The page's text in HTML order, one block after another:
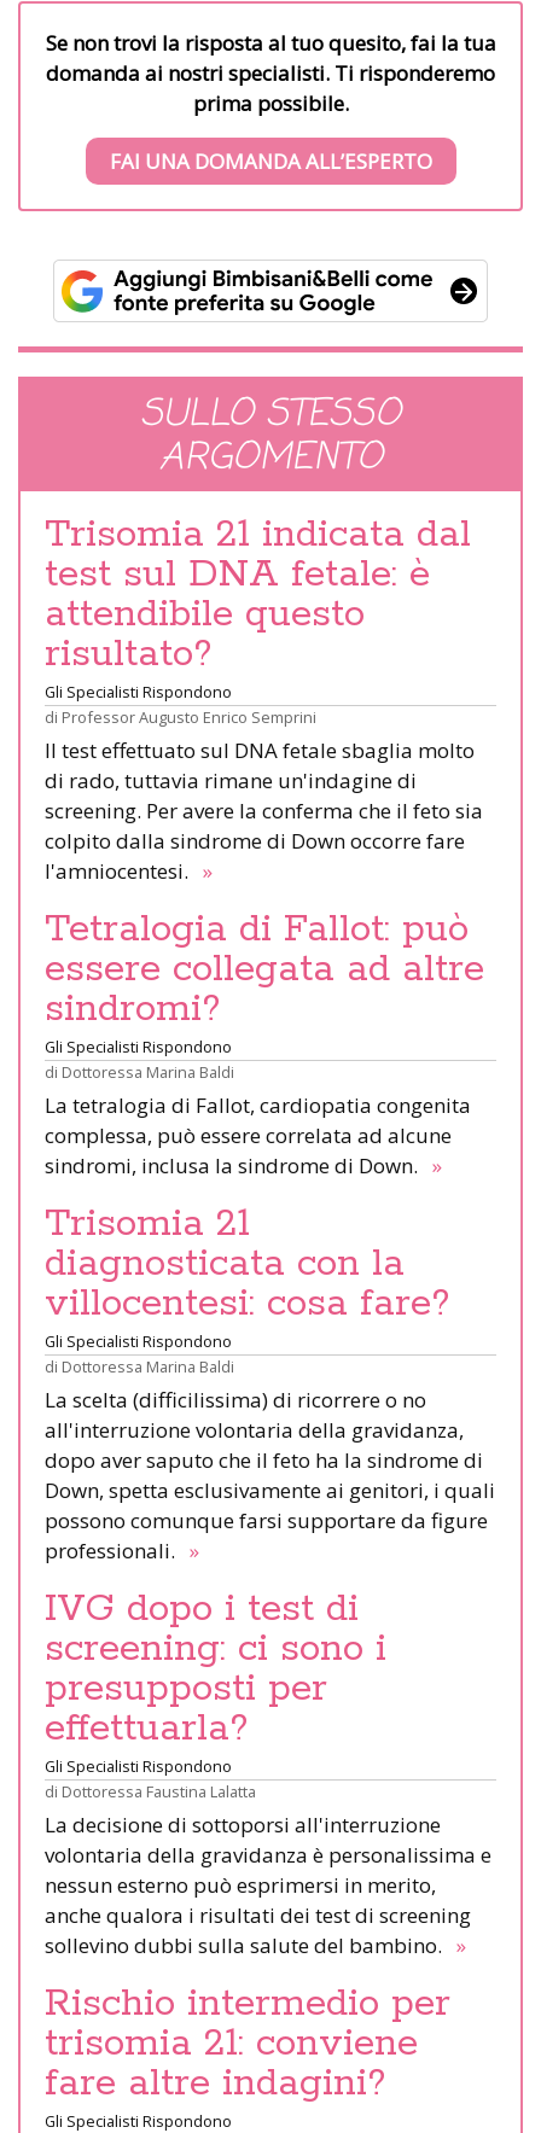
Se non trovi la risposta al tuo quesito, fai la tua
domanda ai nostri specialisti. Ti risponderemo
prima possibile.
FAI UNA DOMANDA ALL’ESPERTO
SULLO STESSO
ARGOMENTO
Trisomia 21 indicata dal
test sul DNA fetale: è
attendibile questo
risultato?
Gli Specialisti Rispondono
di Professor Augusto Enrico Semprini
Il test effettuato sul DNA fetale sbaglia molto
di rado, tuttavia rimane un'indagine di
screening. Per avere la conferma che il feto sia
colpito dalla sindrome di Down occorre fare
l'amniocentesi. »
Tetralogia di Fallot: può
essere collegata ad altre
sindromi?
Gli Specialisti Rispondono
di Dottoressa Marina Baldi
La tetralogia di Fallot, cardiopatia congenita
complessa, può essere correlata ad alcune
sindromi, inclusa la sindrome di Down. »
Trisomia 21
diagnosticata con la
villocentesi: cosa fare?
Gli Specialisti Rispondono
di Dottoressa Marina Baldi
La scelta (difficilissima) di ricorrere o no
all'interruzione volontaria della gravidanza,
dopo aver saputo che il feto ha la sindrome di
Down, spetta esclusivamente ai genitori, i quali
possono comunque farsi supportare da figure
professionali. »
IVG dopo i test di
screening: ci sono i
presupposti per
effettuarla?
Gli Specialisti Rispondono
di Dottoressa Faustina Lalatta
La decisione di sottoporsi all'interruzione
volontaria della gravidanza è personalissima e
nessun esterno può esprimersi in merito,
anche qualora i risultati dei test di screening
sollevino dubbi sulla salute del bambino. »
Rischio intermedio per
trisomia 21: conviene
fare altre indagini?
Gli Specialisti Rispondono